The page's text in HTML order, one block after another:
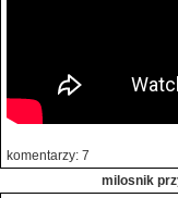
komentarzy: 7
milosnik